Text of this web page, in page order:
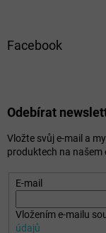
Facebook
Odebírat
Vložte svůj e-mail a
produktech na našem
E-mail
Vložením e-mailu
údajů